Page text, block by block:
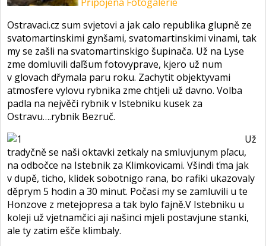
Ostravaci.cz sum svjetovi a jak calo republika glupně ze
svatomartinskimi gynšami, svatomartinskimi vinami, tak
my se zašli na svatomartinskigo šupinača. Už na Lyse
zme domluvili daľšum fotovyprave, kjero už num
v glovach dřymala paru roku. Zachytit objektyvami
atmosfere vylovu rybnika zme chtjeli už davno. Volba
padla na nejvěči rybnik v Istebniku kusek za
Ostravu….rybnik Bezruč.
Už
tradyčně se naši oktavki zetkaly na smluvjunym pľacu,
na odbočce na Istebnik za Klimkovicami. Všindi ťma jak
v dupě, ticho, klidek sobotnigo rana, bo rafiki ukazovaly
děprym 5 hodin a 30 minut. Počasi my se zamluvili u te
Honzove z metejopresa a tak bylo fajně.V Istebniku u
koleji už vjetnamčici aji našinci mjeli postavjune stanki,
ale ty zatim ešče klimbaly.